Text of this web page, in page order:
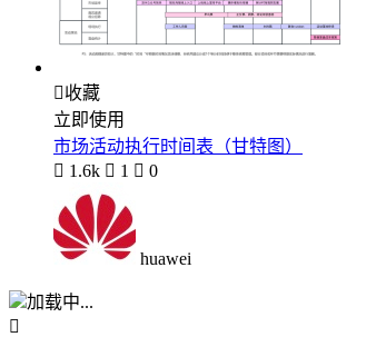
收藏
立即使用
市场活动执行时间表（甘特图）
 1.6k  1  0
huawei
加载中...
